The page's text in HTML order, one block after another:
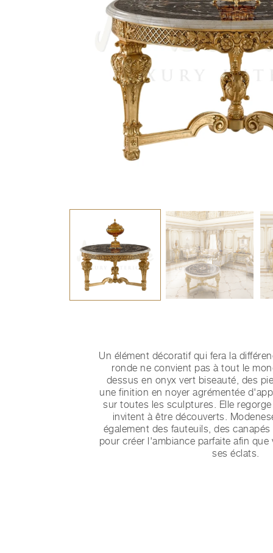
Un élément décoratif qui fera la
ronde ne convient pas à tout le
dessus en onyx vert biseauté, des
une finition en noyer agrémentée
sur toutes les sculptures. Elle
invitent à être découverts.
également des fauteuils, des
pour créer l'ambiance parfaite afin
ses éclats.